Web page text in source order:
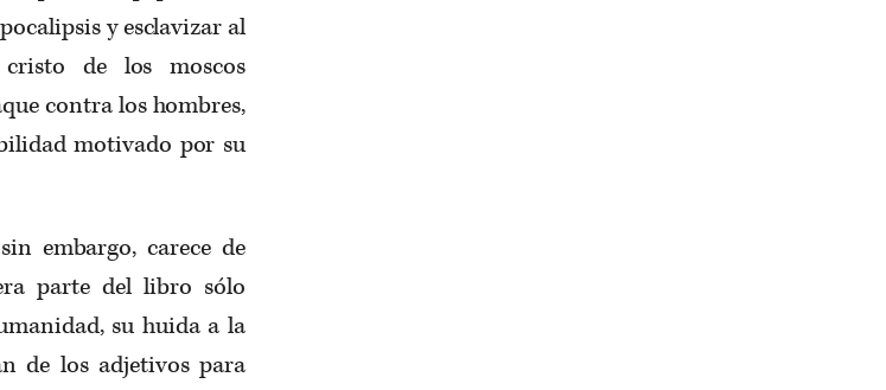
y esclavizar al
de los moscos
contra los hombres,
motivado por su
embargo, carece de
parte del libro sólo
su huida a la
de los adjetivos para